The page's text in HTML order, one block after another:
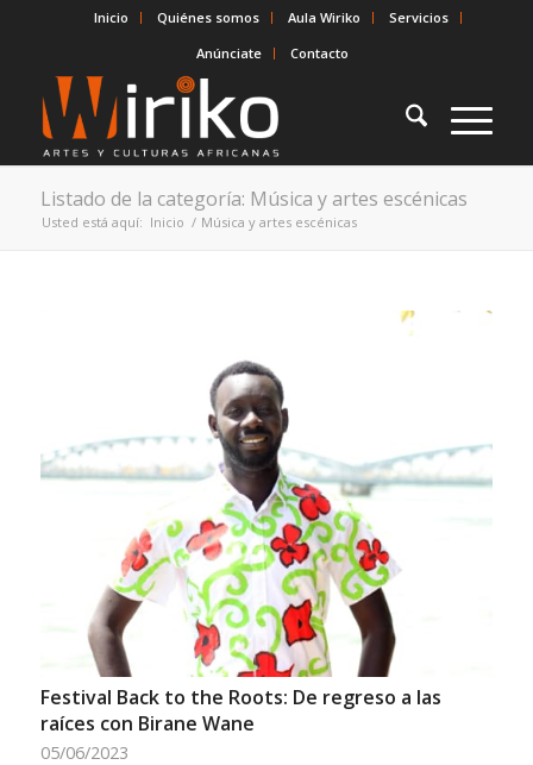
Inicio Quiénes somos Aula Wiriko
Servicios
Anúnciate
Contacto
Listado de la categoría: Música y artes escénicas
Usted está aquí: Inicio / Música y artes escénicas
Festival Back to the Roots: De regreso a las
raíces con Birane Wane
05/06/2023